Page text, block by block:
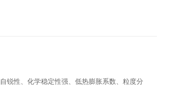
锐性、化学稳定性强、低热膨胀系数、粒度分